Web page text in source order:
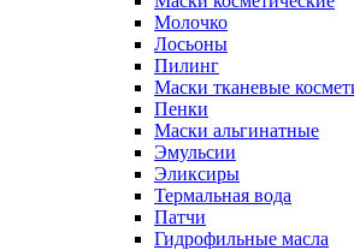
Молочко
Лосьоны
Пилинг
Маски тканевые
Пенки
Маски альгинатные
Эмульсии
Эликсиры
Термальная вода
Патчи
Гидрофильные масла